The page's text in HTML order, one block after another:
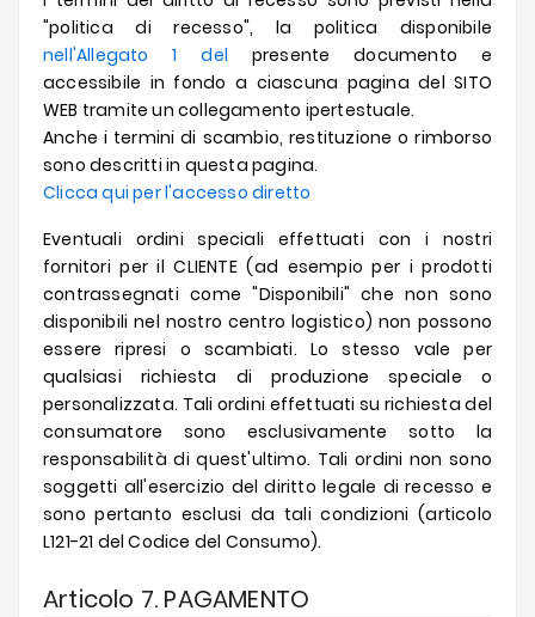
"politica di recesso", la politica disponibile
nell'Allegato 1 del presente documento e
accessibile in fondo a ciascuna pagina del SITO
WEB tramite un collegamento ipertestuale.
Anche i termini di scambio, restituzione o rimborso
sono descritti in questa pagina.
Clicca qui per l'accesso diretto
Eventuali ordini speciali effettuati con i nostri
fornitori per il CLIENTE (ad esempio per i prodotti
contrassegnati come "Disponibili" che non sono
disponibili nel nostro centro logistico) non possono
essere ripresi o scambiati. Lo stesso vale per
qualsiasi richiesta di produzione speciale o
personalizzata. Tali ordini effettuati su richiesta del
consumatore sono esclusivamente sotto la
responsabilità di quest'ultimo. Tali ordini non sono
soggetti all'esercizio del diritto legale di recesso e
sono pertanto esclusi da tali condizioni (articolo
L121-21 del Codice del Consumo).
Articolo 7. PAGAMENTO